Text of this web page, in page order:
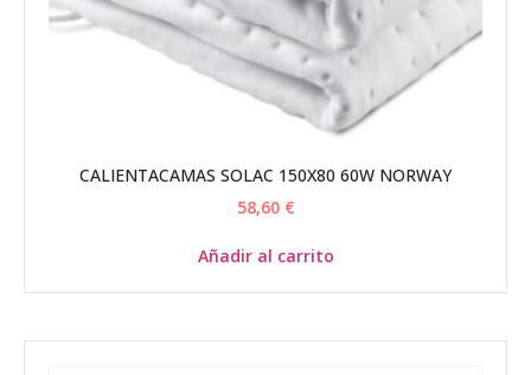
CALIENTACAMAS SOLAC 150X80 60W NORWAY
58,60 €
Añadir al carrito